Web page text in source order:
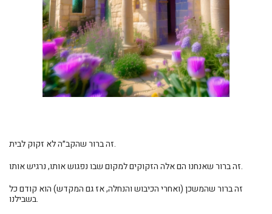
זה ברור שהקב״ה לא זקוק לבית.
זה ברור שאנחנו הם אלה הזקוקים למקום שבו נפגוש אותו, נרגיש אותו.
זה ברור שהמשכן (ואחרי הכיבוש והנחלה, אז גם המקדש) הוא קודם כל
בשבילנו.